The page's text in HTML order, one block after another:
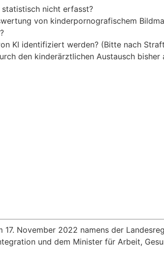
statistisch nicht erfasst?
von kinderpornografischem
KI identifiziert werden? (Bitte nach
den kinderärztlichen Austausch
November 2022 namens der
und dem Minister für Arbeit,